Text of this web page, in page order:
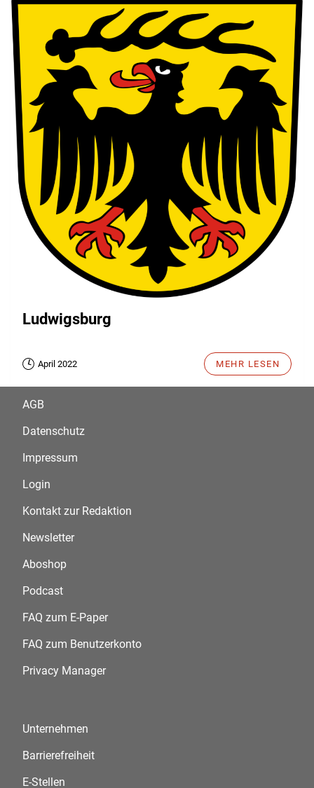
Ludwigsburg
April 2022 MEHR LESEN
AGB
Datenschutz
Impressum
Login
Kontakt zur Redaktion
Newsletter
Aboshop
Podcast
FAQ zum E-Paper
FAQ zum Benutzerkonto
Privacy Manager
Unternehmen
Barrierefreiheit
E-Stellen